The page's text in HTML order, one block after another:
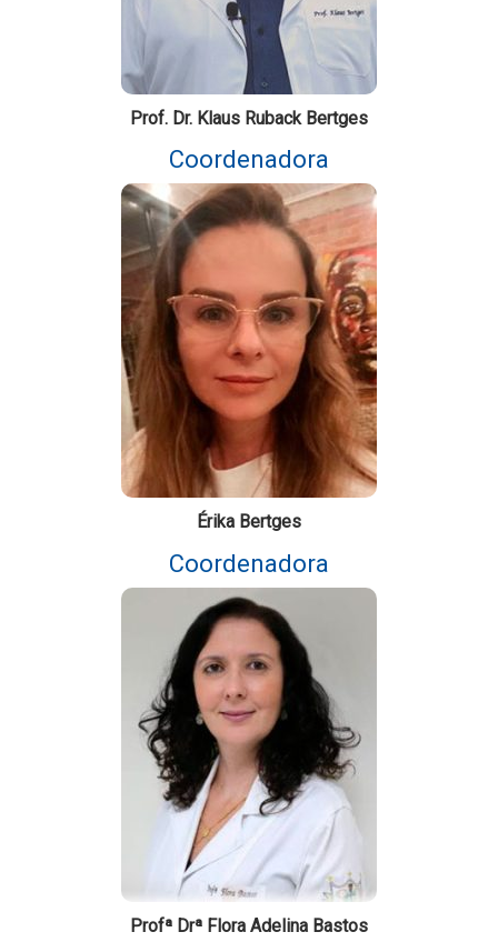
Prof. Dr. Klaus Ruback Bertges
Coordenadora
Érika Bertges
Coordenadora
Profª Drª Flora Adelina Bastos